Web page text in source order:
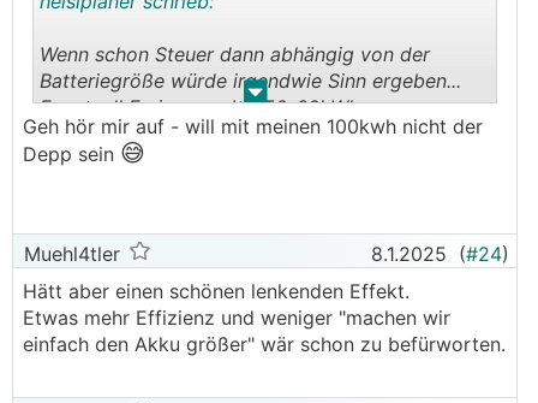
. .
Wenn schon Steuer dann abhängig von der
Batteriegröße würde irgendwie Sinn ergeben...
Eventuell Freigrenze bis 50-60kWh
Geh hör mir auf - will mit meinen 100kwh nicht der
Depp sein 😅
Muehl4tler 8.1.2025 (#24)
Hätt aber einen schönen lenkenden Effekt.
Etwas mehr Effizienz und weniger "machen wir
einfach den Akku größer" wär schon zu befürworten.